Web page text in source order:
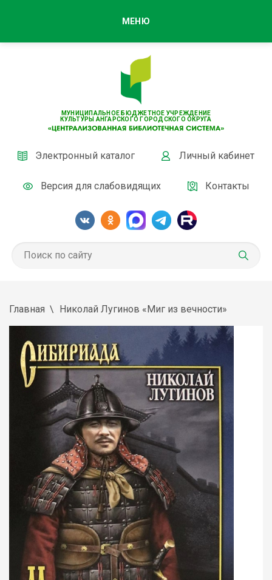
МУНИЦИПАЛЬНОЕ БЮДЖЕТНОЕ УЧРЕЖДЕНИЕ
КУЛЬТУРЫ АНГАРСКОГО ГОРОДСКОГО ОКРУГА
Электронный каталог Личный кабинет
Версия для слабовидящих Контакты
МЕНЮ
Главная Николай Лугинов «Миг из вечности»